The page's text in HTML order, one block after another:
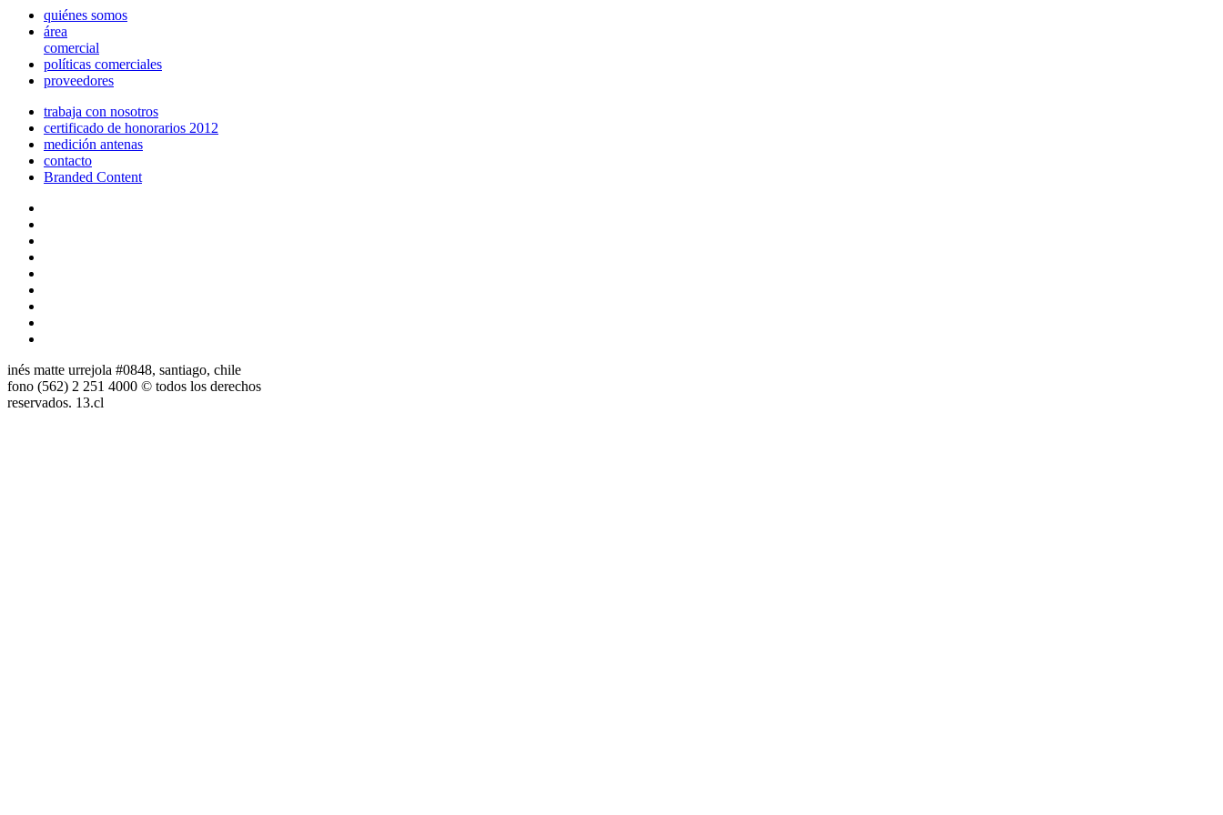
quiénes somos
área
comercial
políticas comerciales
proveedores
trabaja con nosotros
certificado de honorarios 2012
medición antenas
contacto
Branded Content
inés matte urrejola #0848, santiago, chile
fono (562) 2 251 4000 © todos los derechos
reservados. 13.cl